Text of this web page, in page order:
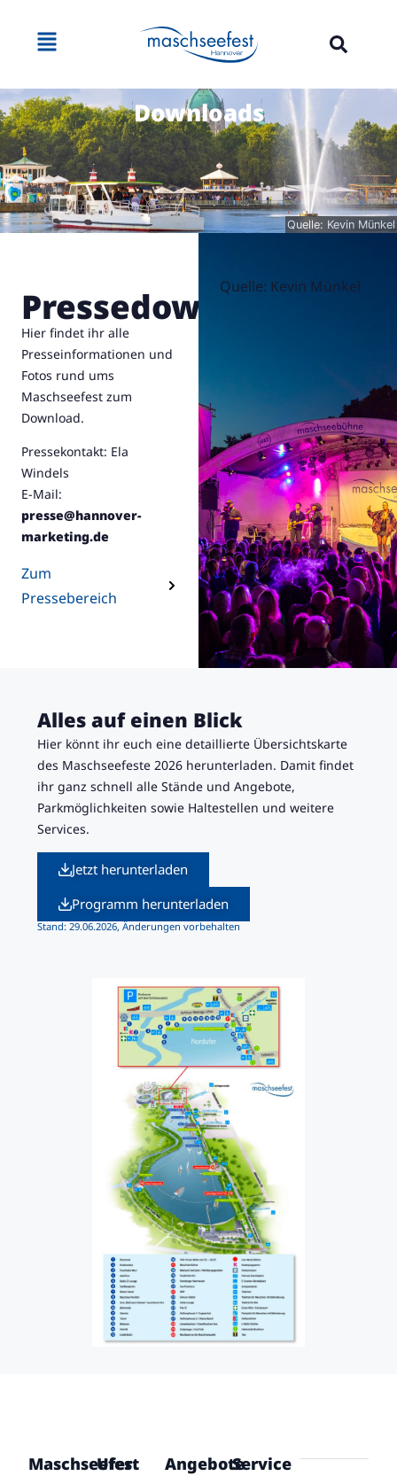
Quelle: Kevin Münkel
Downloads
Pressedownloads
Hier findet ihr alle
Presseinformationen und
Fotos rund ums
Maschseefest zum
Download.
Pressekontakt: Ela
Windels
E-Mail:
presse@hannover-
marketing.de
Zum
Pressebereich
Quelle: Kevin Münkel
Alles auf einen Blick
Hier könnt ihr euch eine detaillierte Übersichtskarte
des Maschseefeste 2026 herunterladen. Damit findet
ihr ganz schnell alle Stände und Angebote,
Parkmöglichkeiten sowie Haltestellen und weitere
Services.
Jetzt herunterladen
Programm herunterladen
Stand: 29.06.2026, Änderungen vorbehalten
Maschseefest
Ufer AngeboteService